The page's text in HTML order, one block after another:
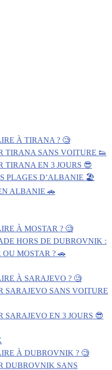
À TIRANA ? 🧐
TIRANA SANS VOITURE 👟
TIRANA EN 3 JOURS 😎
PLAGES D’ALBANIE 🏖️
ALBANIE 🚗
À MOSTAR ? 🧐
HORS DE DUBROVNIK :
OU MOSTAR ? 🚗
À SARAJEVO ? 🧐
SARAJEVO SANS VOITURE
SARAJEVO EN 3 JOURS 😎
À DUBROVNIK ? 🧐
DUBROVNIK SANS